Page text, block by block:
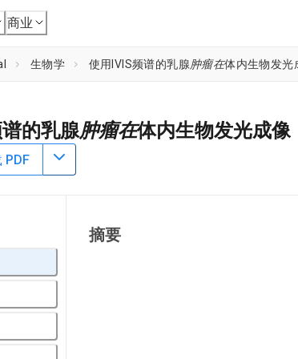
商业
生物学 使用IVIS频谱的乳腺肿瘤在体内生物发光
的乳腺肿瘤在体内生物发光成像
2009年4月29日
Modi1,JaeBeom Kim
PDF
摘要